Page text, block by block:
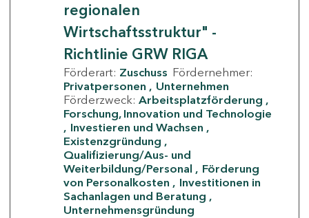
regionalen
Wirtschaftsstruktur" -
Richtlinie GRW RIGA
Förderart: Zuschuss Fördernehmer:
Privatpersonen
Unternehmen
Förderzweck: Arbeitsplatzförderung
Forschung, Innovation und Technologie
Investieren und Wachsen
Existenzgründung
Qualifizierung/Aus- und
Weiterbildung/Personal
Förderung
von Personalkosten
Investitionen in
Sachanlagen und Beratung
Unternehmensgründung